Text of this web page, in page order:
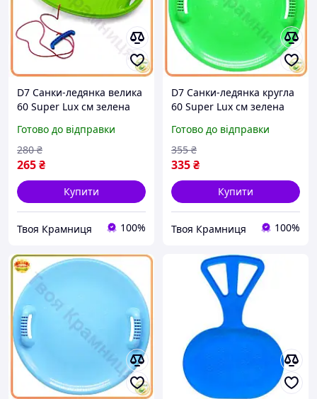
D7 Санки-ледянка велика
60 Super Lux см зелена
зимових прогулянок
кругла пластиков MOD58L
Готово до відправки
265₴
280 ₴
Купити
Твоя Крамниця 100%
D7 Санки-ледянка кругла
60 Super Lux см зелена
для катання на снігу
MOD58L
Готово до відправки
335₴
355 ₴
Купити
Твоя Крамниця 100%